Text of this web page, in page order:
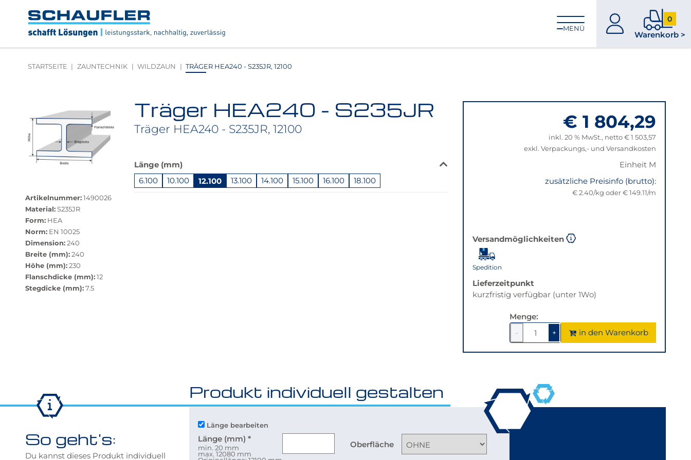
Hauptnavigation
Footernavigation
Logo
verlinkt
zur
MENÜ
zum
0
Warenkorb >
0
im
STARTSEITE ZAUNTECHNIK WILDZAUN TRÄGER HEA240 - S235JR, 12100
überspringen
Artikelnummer:1490026
Material:S235JR
Form:HEA
Norm:EN 10025
Dimension:240
Breite (mm):240
Höhe (mm):230
Flanschdicke (mm):12
Stegdicke (mm):7.5
Träger HEA240 - S235JR
Träger HEA240 - S235JR, 12100
Das
Produkt
ist
in
Länge (mm)
6.100 10.100 12.100 13.100 14.100 15.100 16.100
18.100
€ 1 804,29
inkl. 20 % MwSt., netto € 1 503,57
exkl. Verpackungs,- und Versandkosten
Einheit M
zusätzliche Preisinfo (brutto):
€ 2.40/kg oder € 149.11/m
Versandmöglichkeiten
Spedition
Lieferzeitpunkt
kurzfristig verfügbar (unter 1Wo)
Menge:
-
1
um
1
+
1
um
1
in den Warenkorb
Produkt individuell gestalten
So geht's:
Du kannst dieses Produkt individuell
Länge bearbeiten
Länge (mm)*
min. 20 mm
max. 12080 mm
Oberfläche